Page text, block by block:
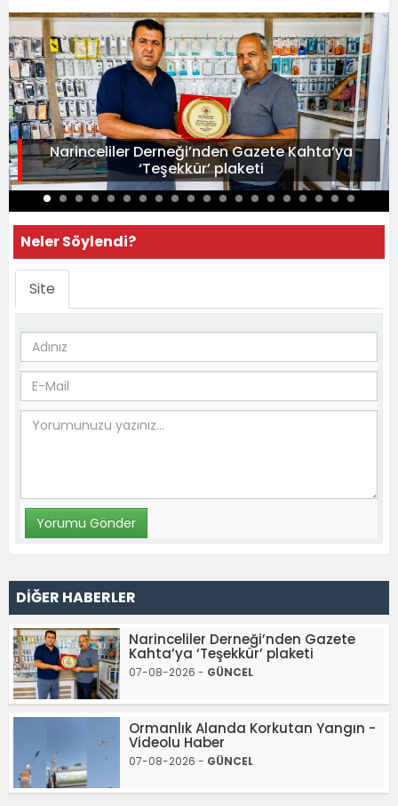
Narinceliler Derneği’nden Gazete Kahta’ya
‘Teşekkür’ plaketi
Neler Söylendi?
Site
DİĞER HABERLER
Narinceliler Derneği’nden Gazete
Kahta’ya ‘Teşekkür’ plaketi
07-08-2026 - GÜNCEL
Ormanlık Alanda Korkutan Yangın -
Videolu Haber
07-08-2026 - GÜNCEL